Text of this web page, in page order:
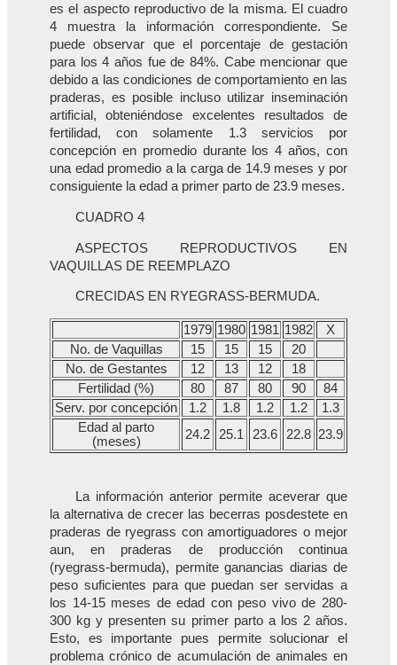
es el aspecto reproductivo de la misma. El cuadro
4 muestra la información correspondiente. Se
puede observar que el porcentaje de gestación
para los 4 años fue de 84%. Cabe mencionar que
debido a las condiciones de comportamiento en las
praderas, es posible incluso utilizar inseminación
artificial, obteniéndose excelentes resultados de
fertilidad, con solamente 1.3 servicios por
concepción en promedio durante los 4 años, con
una edad promedio a la carga de 14.9 meses y por
consiguiente la edad a primer parto de 23.9 meses.
CUADRO 4
ASPECTOS REPRODUCTIVOS EN
VAQUILLAS DE REEMPLAZO
CRECIDAS EN RYEGRASS-BERMUDA.
1979 1980 1981 1982
X
No. de Vaquillas
15 15 15
20
No. de Gestantes
12 13 12
18
Fertilidad (%)
80 87 80 90
84
Serv. por concepción
1.2 1.8 1.2 1.2
1.3
Edad al parto
(meses)
24.2 25.1 23.6 22.8 23.9
La información anterior permite aceverar que
la alternativa de crecer las becerras posdestete en
praderas de ryegrass con amortiguadores o mejor
aun, en praderas de producción continua
(ryegrass-bermuda), permite ganancias diarias de
peso suficientes para que puedan ser servidas a
los 14-15 meses de edad con peso vivo de 280-
300 kg y presenten su primer parto a los 2 años.
Esto, es importante pues permite solucionar el
problema crónico de acumulación de animales en